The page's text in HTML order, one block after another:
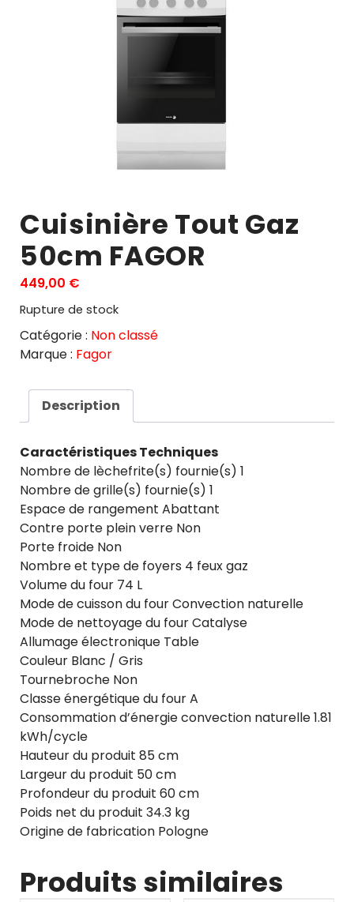
Cuisinière Tout Gaz
50cm FAGOR
449,00 €
Rupture de stock
Catégorie : Non classé
Marque : Fagor
Description
Caractéristiques Techniques
Nombre de lèchefrite(s) fournie(s) 1
Nombre de grille(s) fournie(s) 1
Espace de rangement Abattant
Contre porte plein verre Non
Porte froide Non
Nombre et type de foyers 4 feux gaz
Volume du four 74 L
Mode de cuisson du four Convection naturelle
Mode de nettoyage du four Catalyse
Allumage électronique Table
Couleur Blanc / Gris
Tournebroche Non
Classe énergétique du four A
Consommation d’énergie convection naturelle 1.81
kWh/cycle
Hauteur du produit 85 cm
Largeur du produit 50 cm
Profondeur du produit 60 cm
Poids net du produit 34.3 kg
Origine de fabrication Pologne
Produits similaires